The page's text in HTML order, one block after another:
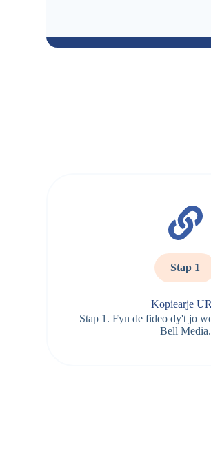
Stap 1
Kopiearje
Stap 1. Fyn de fideo dy't jo
Bell Media.